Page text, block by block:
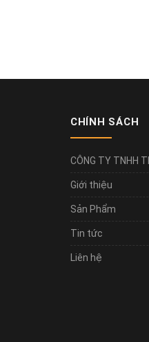
CHÍNH SÁCH
CÔNG TY TNHH
Giới thiệu
Sản Phẩm
Tin tức
Liên hệ